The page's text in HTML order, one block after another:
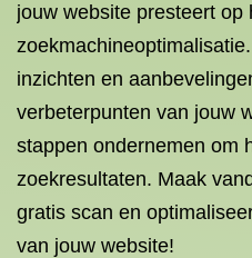
jouw website presteert op
inzichten en
verbeterpunten van jouw
stappen ondernemen om
zoekresultaten. Maak
gratis scan en
van jouw website!